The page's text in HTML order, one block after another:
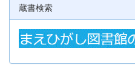
蔵書検索